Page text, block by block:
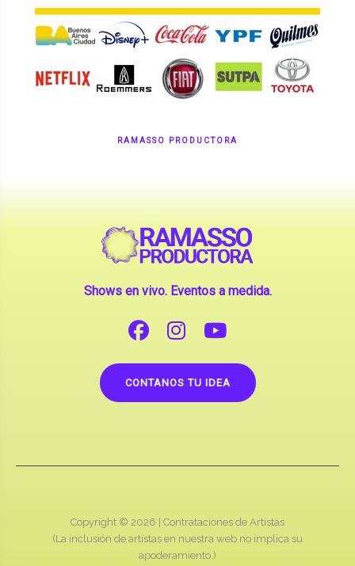
RAMASSO PRODUCTORA
Shows en vivo. Eventos a medida.
CONTANOS TU IDEA
Copyright © 2026 | Contrataciones de Artistas
(La inclusión de artistas en nuestra web no implica su
apoderamiento.)